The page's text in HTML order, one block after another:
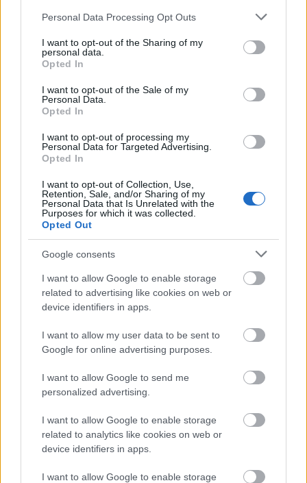
Please note that this website/app uses one or more Google
not limited to your visit or usage behaviour. You may click to
grant or deny consent to Google and its third-party tags to
use your data for below specified purposes in below Google
consent section.
Personal Data Processing Opt Outs
I want to opt-out of the Sharing of my
personal data.
Opted In
I want to opt-out of the Sale of my
Personal Data.
Opted In
I want to opt-out of processing my
Personal Data for Targeted Advertising.
Opted In
I want to opt-out of Collection, Use,
Retention, Sale, and/or Sharing of my
Personal Data that Is Unrelated with the
Purposes for which it was collected.
Opted Out
Google consents
I want to allow Google to enable storage
related to advertising like cookies on web or
device identifiers in apps.
I want to allow my user data to be sent to
Google for online advertising purposes.
I want to allow Google to send me
personalized advertising.
I want to allow Google to enable storage
related to analytics like cookies on web or
device identifiers in apps.
I want to allow Google to enable storage
magyarra. Be­mutatkozik a társulat két új
színésze, Benedek Ágnes és Derzsi Dezső, az
előadás harmadik szereplője Nagy Alfréd.
Forrás:sziget.hu
Színház Erdély
AZ EMBERSÉG ÜNNEPE
SZÍNHÁZRÓL